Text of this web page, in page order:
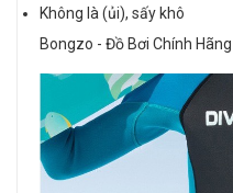
Không là (ủi), sấy khô
Bongzo - Đồ Bơi Chính Hãng